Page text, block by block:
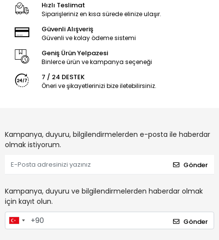
Hızlı Teslimat
Siparişleriniz en kısa sürede elinize ulaşır.
Güvenli Alışveriş
Güvenli ve kolay ödeme sistemi
Geniş Ürün Yelpazesi
Binlerce ürün ve kampanya seçeneği
7 / 24 DESTEK
Öneri ve şikayetlerinizi bize iletebilirsiniz.
Kampanya, duyuru, bilgilendirmelerden e-posta ile haberdar
olmak istiyorum.
Gönder
Kampanya, duyuru ve bilgilendirmelerden haberdar olmak
için kayıt olun.
Gönder